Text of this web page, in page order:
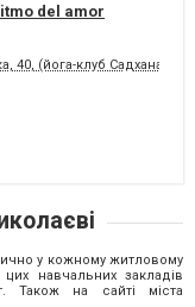
del amor
40, (йога-клуб Садхана), 2
у кожному житловому
навчальних закладів
Також на сайті міста